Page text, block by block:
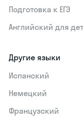
Подготовка к ЕГЭ
Английский для
Другие языки
Испанский
Немецкий
Французский